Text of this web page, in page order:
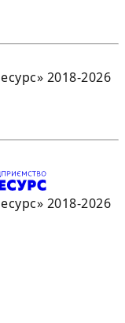
2018-2026
2018-2026